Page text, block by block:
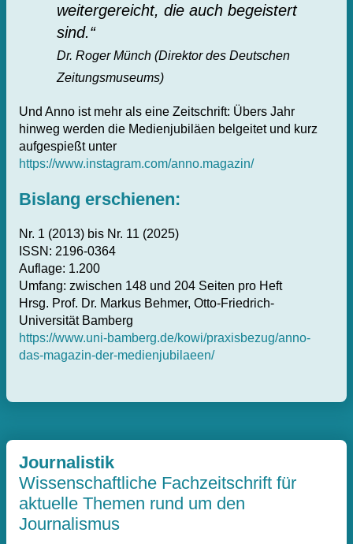
weitergereicht, die auch begeistert
sind.“
Dr. Roger Münch (Direktor des Deutschen
Zeitungsmuseums)
Und Anno ist mehr als eine Zeitschrift: Übers Jahr
hinweg werden die Medienjubiläen belgeitet und kurz
aufgespießt unter
https://www.instagram.com/anno.magazin/
Bislang erschienen:
Nr. 1 (2013) bis Nr. 11 (2025)
ISSN: 2196-0364
Auflage: 1.200
Umfang: zwischen 148 und 204 Seiten pro Heft
Hrsg. Prof. Dr. Markus Behmer, Otto-Friedrich-
Universität Bamberg
https://www.uni-bamberg.de/kowi/praxisbezug/anno-
das-magazin-der-medienjubilaeen/
Journalistik
Wissenschaftliche Fachzeitschrift für
aktuelle Themen rund um den
Journalismus